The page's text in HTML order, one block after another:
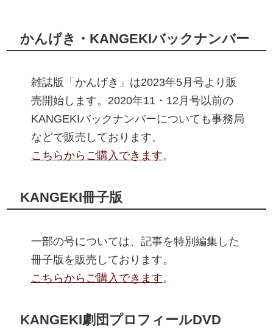
かんげき・KANGEKIバックナンバー
雑誌版「かんげき」は2023年5月号より販
売開始します。2020年11・12月号以前の
KANGEKIバックナンバーについても事務局
などで販売しております。
こちらからご購入できます。
KANGEKI冊子版
一部の号については、記事を特別編集した
冊子版を販売しております。
こちらからご購入できます。
KANGEKI劇団プロフィールDVD